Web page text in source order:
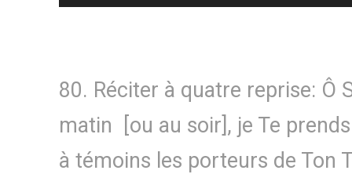
audio
80. Réciter à quatre reprise: Ô
matin [ou au soir], je Te
à témoins les porteurs de Ton